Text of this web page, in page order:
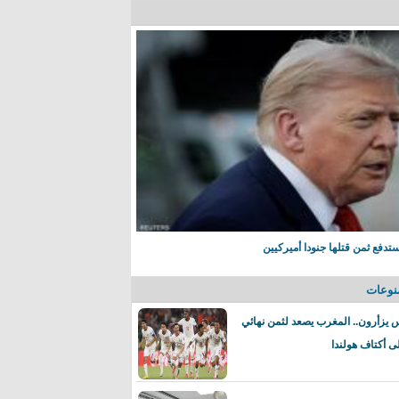
ثمن قتلها جنودا أميركيين
يزأرون.. المغرب يصعد لثمن نهائي
أكتاف هولندا